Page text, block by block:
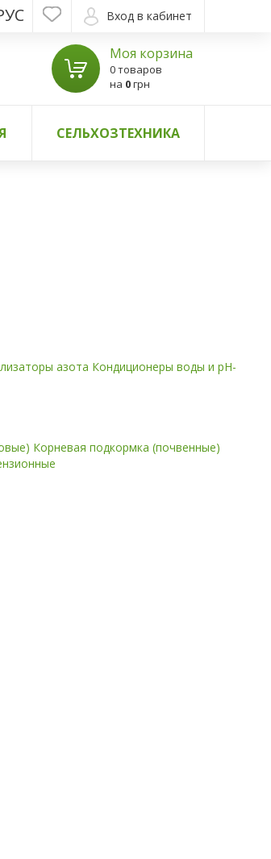
Вход в кабинет
Моя корзина
0 товаров
на 0грн
СЕЛЬХОЗТЕХНИКА
азота Кондиционеры воды и pH-
Корневая подкормка (почвенные)